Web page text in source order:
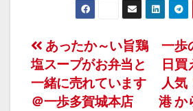
一歩
日買
人気
港 か
あったか～い旨鶏
塩スープがお弁当と
一緒に売れています
＠一歩多賀城本店